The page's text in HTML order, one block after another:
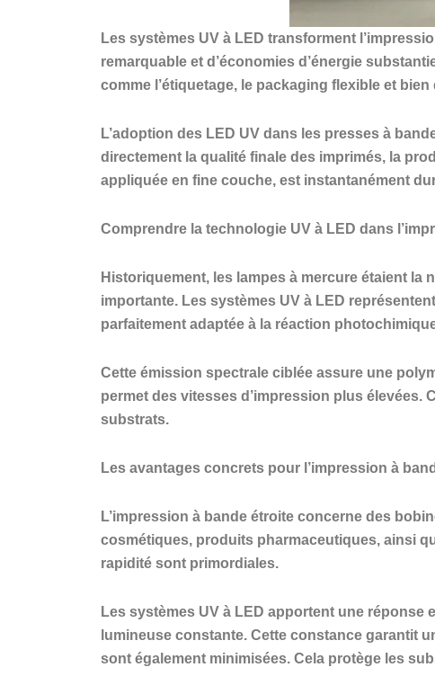
Les systèmes UV à LED transforment
remarquable et d’économies d’énergie
comme l’étiquetage, le packaging flexible et
L’adoption des LED UV dans les presses à
directement la qualité finale des imprimés, la
appliquée en fine couche, est instantanément
Comprendre la technologie UV à LED dans
Historiquement, les lampes à mercure étaient la
importante. Les systèmes UV à LED
parfaitement adaptée à la réaction
Cette émission spectrale ciblée assure une
permet des vitesses d’impression plus élevées.
substrats.
Les avantages concrets pour l’impression à
L’impression à bande étroite concerne des
cosmétiques, produits pharmaceutiques, ainsi
rapidité sont primordiales.
Les systèmes UV à LED apportent une
lumineuse constante. Cette constance garantit
sont également minimisées. Cela protège les